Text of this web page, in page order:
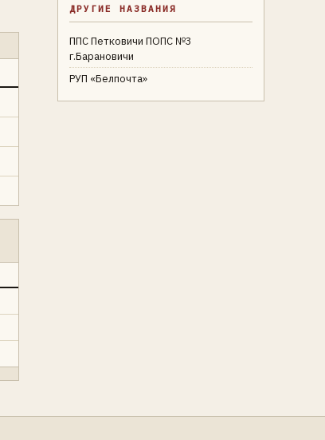
ДРУГИЕ НАЗВАНИЯ
ППС Петковичи ПОПС №3
г.Барановичи
РУП «Белпочта»